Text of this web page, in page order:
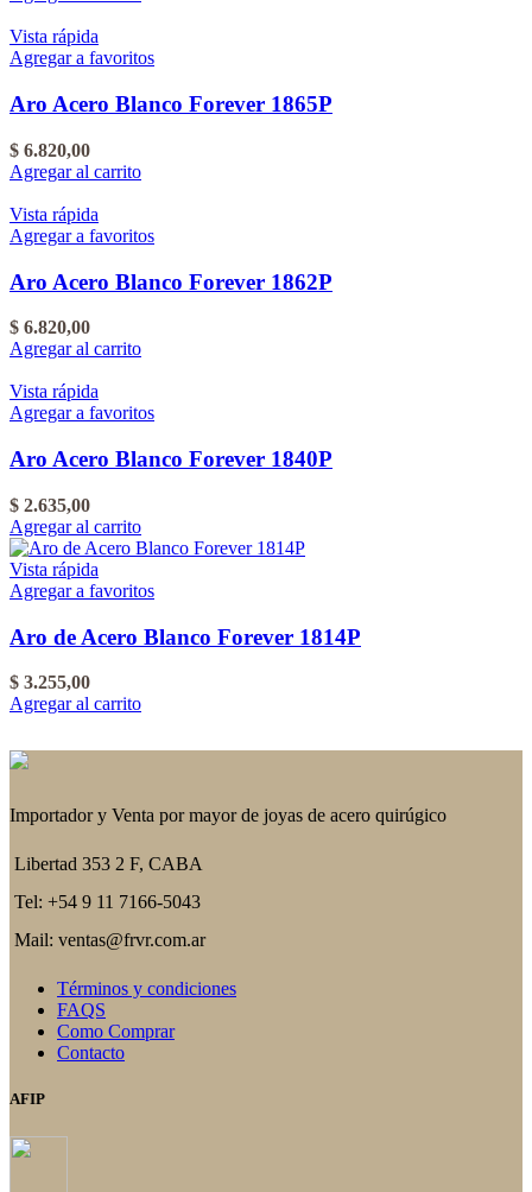
Vista rápida
Agregar a favoritos
Aro Acero Blanco Forever 1865P
$ 6.820,00
Agregar al carrito
Vista rápida
Agregar a favoritos
Aro Acero Blanco Forever 1862P
$ 6.820,00
Agregar al carrito
Vista rápida
Agregar a favoritos
Aro Acero Blanco Forever 1840P
$ 2.635,00
Agregar al carrito
Vista rápida
Agregar a favoritos
Aro de Acero Blanco Forever 1814P
$ 3.255,00
Agregar al carrito
Importador y Venta por mayor de joyas de acero quirúgico
Libertad 353 2 F, CABA
Tel: +54 9 11 7166-5043
Mail: ventas@frvr.com.ar
Términos y condiciones
FAQS
Como Comprar
Contacto
AFIP